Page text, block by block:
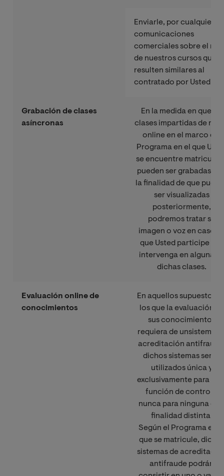
Enviarle, por cualquier
comunicaciones
comerciales sobre el
de nuestros cursos que
resulten similares al
contratado por Usted.
Grabación de clases
asíncronas
En la medida en que las
clases impartidas de
online en el marco del
Programa en el que
se encuentre
pueden ser grabadas
la finalidad de que
ser visualizadas
posteriormente,
podremos tratar su
imagen o voz en caso
que Usted participe y/o
intervenga en alguna
dichas clases.
Evaluación online de
conocimientos
En aquellos supuestos
los que la evaluación de
sus conocimientos
requiera de unsistema
acreditación
dichos sistemas serán
utilizados única y
exclusivamente para
función de control y
nunca para ninguna
finalidad distinta.
Según el Programa en
que se matricule,
sistemas de
antifraude podrán